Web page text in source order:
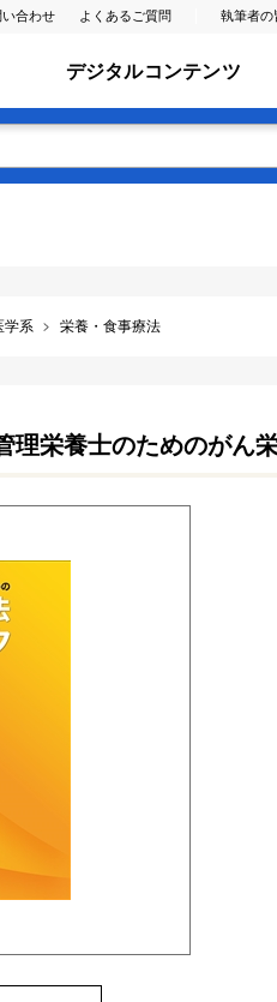
い合わせ よくあるご質問 執筆者の
デジタルコンテンツ
学系 栄養・食事療法
理栄養士のためのがん